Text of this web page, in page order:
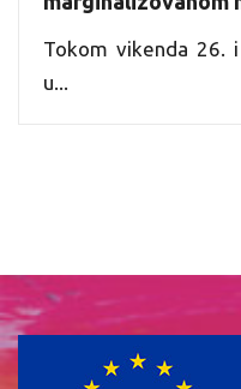
Tokom vikenda 26.
u...